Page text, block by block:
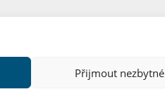
Přijmout nezbytné